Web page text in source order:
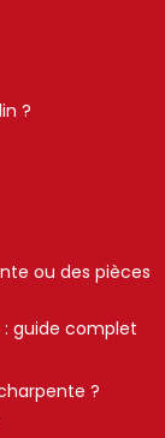
?
ou des pièces
: guide complet
?